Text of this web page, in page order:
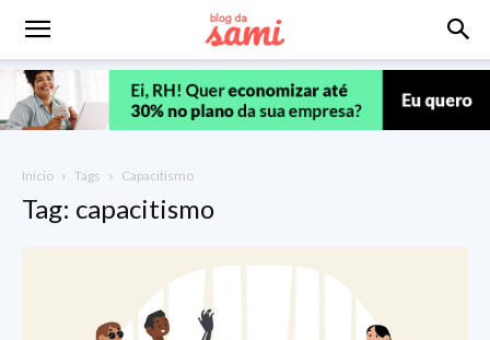
Início Tags Capacitismo
Tag: capacitismo